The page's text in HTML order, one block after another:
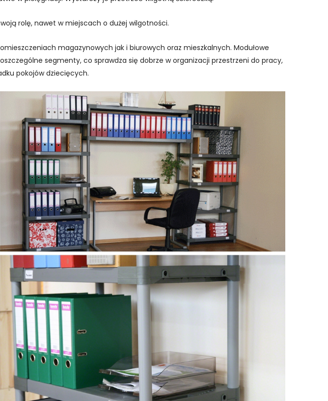
rolę, nawet w miejscach o dużej wilgotności.
magazynowych jak i biurowych oraz mieszkalnych. Modułowe
segmenty, co sprawdza się dobrze w organizacji przestrzeni do pracy,
pokojów dziecięcych.